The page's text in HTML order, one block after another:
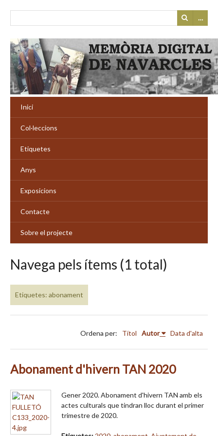
…
Inici
Col·leccions
Etiquetes
Anys
Exposicions
Contacte
Sobre el projecte
Navega pels ítems (1 total)
Etiquetes: abonament
Ordena per: Títol Autor Data d'alta
Abonament d'hivern TAN 2020
Gener 2020. Abonament d'hivern TAN amb els
actes culturals que tindran lloc durant el primer
trimestre de 2020.